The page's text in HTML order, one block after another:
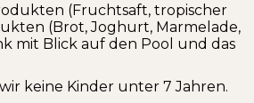
(Fruchtsaft, tropischer
(Brot, Joghurt, Marmelade,
mit Blick auf den Pool und das
keine Kinder unter 7 Jahren.